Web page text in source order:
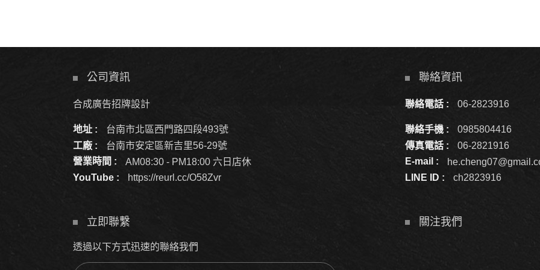
公司資訊
合成廣告招牌設計
地址 :
台南市北區西門路四段493號
工廠 :
台南市安定區新吉里56-29號
營業時間 :
AM08:30 - PM18:00 六日店休
YouTube :
https://reurl.cc/O58Zvr
聯絡資訊
聯絡電話 : 06-2823916
聯絡手機 :
0985804416
傳真電話 :
06-2821916
E-mail :
LINE ID :
ch2823916
立即聯繫
透過以下方式迅速的聯絡我們
關注我們